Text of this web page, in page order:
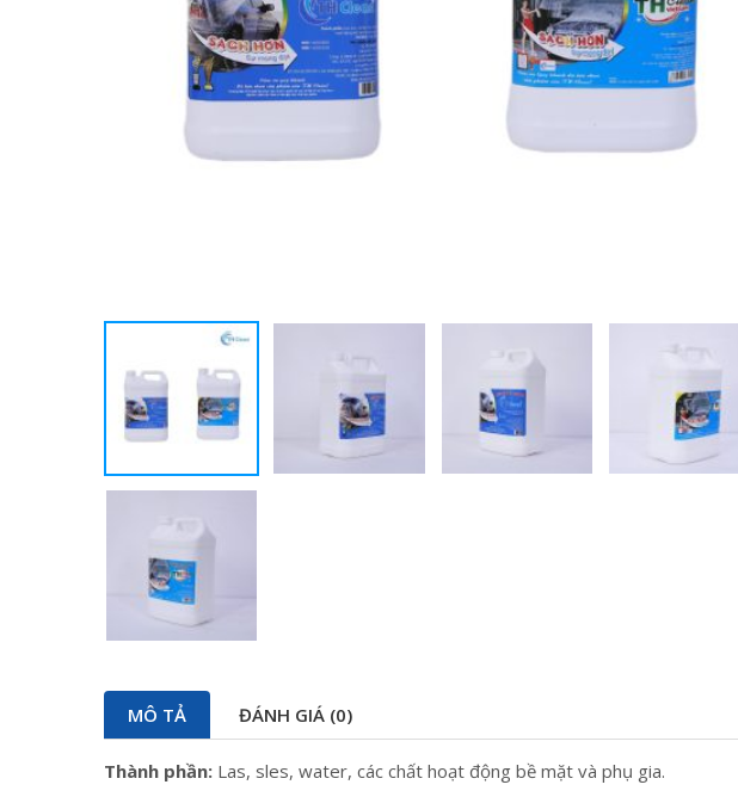
MÔ TẢ ĐÁNH GIÁ (0)
Thành phần: Las, sles, water, các chất hoạt động bề mặt và phụ gia.